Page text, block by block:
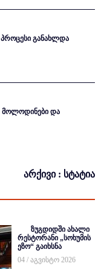
განახლდა
მოლოდინები და
არქივი : სტატია
ზუგდიდში ახალი
რესტორანი „სოხუმის
ეზო“ გაიხსნა
04 / აგვისტო 2026